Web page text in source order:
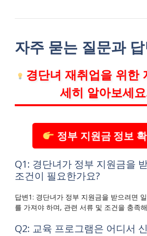
자주 묻는 질문과
경단녀 재취업을 위한
세히 알아보세
정부 지원금 정보
Q1: 경단녀가 정부 지원금을
조건이 필요한가요?
답변1: 경단녀가 정부 지원금을 받으려면
를 가져야 하며, 관련 서류 및 조건을 충족
Q2: 교육 프로그램은 어디서